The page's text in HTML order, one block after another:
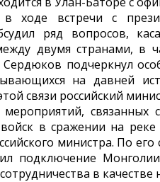
в ходе встречи с
ряд вопросов,
двумя странами, в
Сердюков подчеркнул
на давней
связи российский
связанных
в сражении на
министра. По
подключение
в качестве